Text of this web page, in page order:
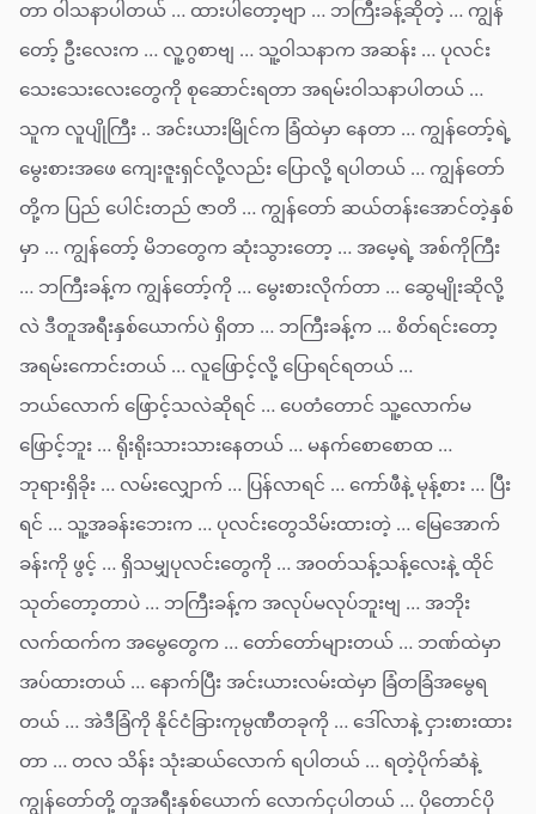
တာ ဝါသနာပါတယ် … ထားပါတော့ဗျာ … ဘကြီးခန့်ဆိုတဲ့ … ကျွန်
တော့် ဦးလေးက … လူ့ဂွစာဗျ … သူ့ဝါသနာက အဆန်း … ပုလင်း
သေးသေးလေးတွေကို စုဆောင်းရတာ အရမ်းဝါသနာပါတယ် …
သူက လူပျိုကြီး .. အင်းယားမြိုင်က ခြံထဲမှာ နေတာ … ကျွန်တော့်ရဲ့
မွေးစားအဖေ ကျေးဇူးရှင်လို့လည်း ပြောလို့ ရပါတယ် … ကျွန်တော်
တို့က ပြည် ပေါင်းတည် ဇာတိ … ကျွန်တော် ဆယ်တန်းအောင်တဲ့နှစ်
မှာ … ကျွန်တော့် မိဘတွေက ဆုံးသွားတော့ … အမေ့ရဲ့ အစ်ကိုကြီး
… ဘကြီးခန့်က ကျွန်တော့်ကို … မွေးစားလိုက်တာ … ဆွေမျိုးဆိုလို့
လဲ ဒီတူအရီးနှစ်ယောက်ပဲ ရှိတာ … ဘကြီးခန့်က … စိတ်ရင်းတော့
အရမ်းကောင်းတယ် … လူဖြောင့်လို့ ပြောရင်ရတယ် …
ဘယ်လောက် ဖြောင့်သလဲဆိုရင် … ပေတံတောင် သူ့လောက်မ
ဖြောင့်ဘူး … ရိုးရိုးသားသားနေတယ် … မနက်စောစောထ …
ဘုရားရှိခိုး … လမ်းလျှောက် … ပြန်လာရင် … ကော်ဖီနဲ့ မုန့်စား … ပြီး
ရင် … သူ့အခန်းဘေးက … ပုလင်းတွေသိမ်းထားတဲ့ … မြေအောက်
ခန်းကို ဖွင့် … ရှိသမျှပုလင်းတွေကို … အဝတ်သန့်သန့်လေးနဲ့ ထိုင်
သုတ်တော့တာပဲ … ဘကြီးခန့်က အလုပ်မလုပ်ဘူးဗျ … အဘိုး
လက်ထက်က အမွေတွေက … တော်တော်များတယ် … ဘဏ်ထဲမှာ
အပ်ထားတယ် … နောက်ပြီး အင်းယားလမ်းထဲမှာ ခြံတခြံအမွေရ
တယ် … အဲဒီခြံကို နိုင်ငံခြားကုမ္ပဏီတခုကို … ဒေါ်လာနဲ့ ငှားစားထား
တာ … တလ သိန်း သုံးဆယ်လောက် ရပါတယ် … ရတဲ့ပိုက်ဆံနဲ့
ကျွန်တော်တို့ တူအရီးနှစ်ယောက် လောက်ငှပါတယ် … ပိုတောင်ပို